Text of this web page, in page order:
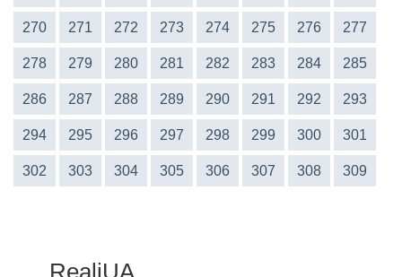
270 271 272 273 274 275 276 277
278 279 280 281 282 283 284 285
286 287 288 289 290 291 292 293
294 295 296 297 298 299 300 301
302 303 304 305 306 307 308 309
RealiUA